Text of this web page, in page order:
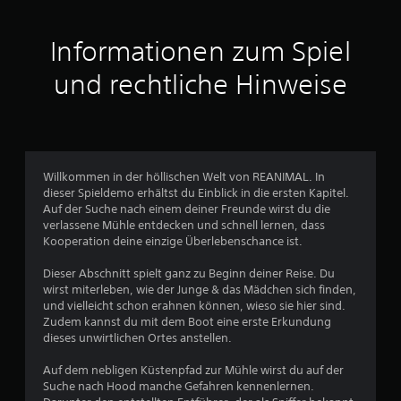
5
9
e
w
e
r
t
Informationen zum Spiel
und rechtliche Hinweise
Willkommen in der höllischen Welt von REANIMAL. In
dieser Spieldemo erhältst du Einblick in die ersten Kapitel.
Auf der Suche nach einem deiner Freunde wirst du die
verlassene Mühle entdecken und schnell lernen, dass
Kooperation deine einzige Überlebenschance ist.
Dieser Abschnitt spielt ganz zu Beginn deiner Reise. Du
wirst miterleben, wie der Junge & das Mädchen sich finden,
und vielleicht schon erahnen können, wieso sie hier sind.
Zudem kannst du mit dem Boot eine erste Erkundung
dieses unwirtlichen Ortes anstellen.
Auf dem nebligen Küstenpfad zur Mühle wirst du auf der
Suche nach Hood manche Gefahren kennenlernen.